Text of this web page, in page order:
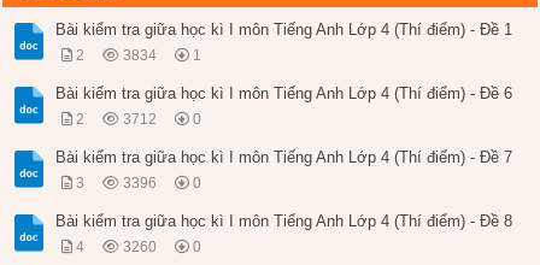
Bài kiểm tra giữa học kì I môn Tiếng Anh Lớp 4 (Thí điểm) - Đề 1
2 3834 1
Bài kiểm tra giữa học kì I môn Tiếng Anh Lớp 4 (Thí điểm) - Đề 6
2 3712 0
Bài kiểm tra giữa học kì I môn Tiếng Anh Lớp 4 (Thí điểm) - Đề 7
3 3396 0
Bài kiểm tra giữa học kì I môn Tiếng Anh Lớp 4 (Thí điểm) - Đề 8
4 3260 0